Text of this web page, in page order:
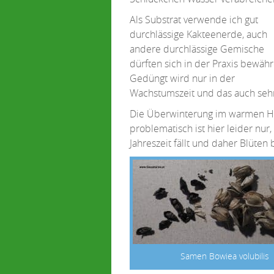
Als Substrat verwende ich gut
durchlässige Kakteenerde, auch
andere durchlässige Gemische
dürften sich in der Praxis
Gedüngt wird nur in der
Wachstumszeit und das auch
Die Überwinterung im warmen
problematisch ist hier leider
Jahreszeit fällt und daher Blüten
Samen Bowiea volubilis